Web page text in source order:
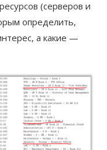
(серверов и
определить,
а какие —